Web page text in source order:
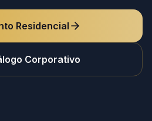
Residencial
Corporativo